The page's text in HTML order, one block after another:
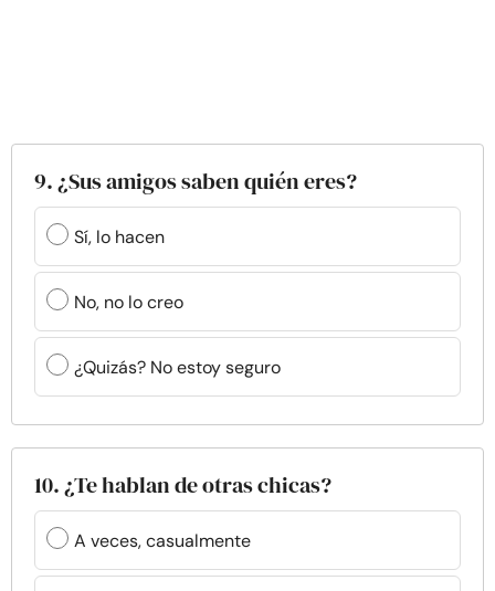
9. ¿Sus amigos saben quién eres?
Sí, lo hacen
No, no lo creo
¿Quizás? No estoy seguro
10. ¿Te hablan de otras chicas?
A veces, casualmente